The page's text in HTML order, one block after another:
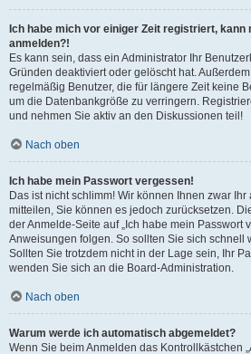
Ich habe mich vor einiger Zeit registriert,
anmelden?!
Es kann sein, dass ein Administrator Ihr
Gründen deaktiviert oder gelöscht hat.
regelmäßig Benutzer, die für längere Zeit keine
um die Datenbankgröße zu verringern.
und nehmen Sie aktiv an den Diskussionen teil!
Nach oben
Ich habe mein Passwort vergessen!
Das ist nicht schlimm! Wir können Ihnen zwar
mitteilen, Sie können es jedoch zurücksetzen.
der Anmelde-Seite auf „Ich habe mein Passwort
Anweisungen folgen. So sollten Sie sich schnell
Sollten Sie trotzdem nicht in der Lage sein, Ihr
wenden Sie sich an die Board-Administration.
Nach oben
Warum werde ich automatisch abgemeldet?
Wenn Sie beim Anmelden das Kontrollkästchen